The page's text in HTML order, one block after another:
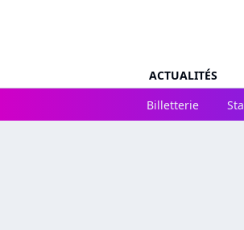
ACTUALITÉS
Billetterie